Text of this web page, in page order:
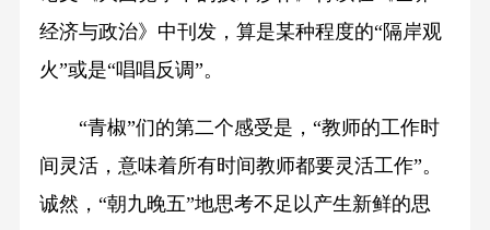
经济与政治》中刊发，算是某种程度的“隔岸观
火”或是“唱唱反调”。
“青椒”们的第二个感受是，“教师的工作时
间灵活，意味着所有时间教师都要灵活工作”。
诚然，“朝九晚五”地思考不足以产生新鲜的思